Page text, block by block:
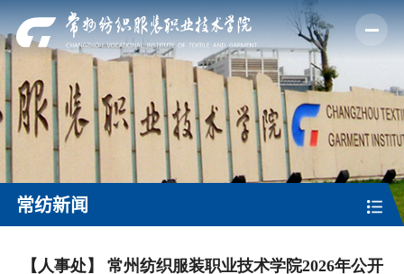
常纺新闻
【人事处】 常州纺织服装职业技术学院2026年公开